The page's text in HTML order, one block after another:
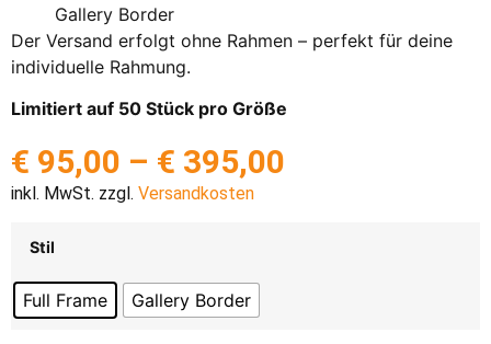
Gallery Border
Der Versand erfolgt ohne Rahmen – perfekt für deine
individuelle Rahmung.
Limitiert auf 50 Stück pro Größe
€ 95,00 – € 395,00
inkl. MwSt. zzgl. Versandkosten
Stil
Full Frame Gallery Border